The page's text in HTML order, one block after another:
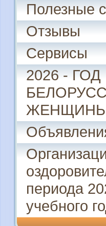
Полезные
Отзывы
Сервисы
2026 - ГОД
периода
учебного